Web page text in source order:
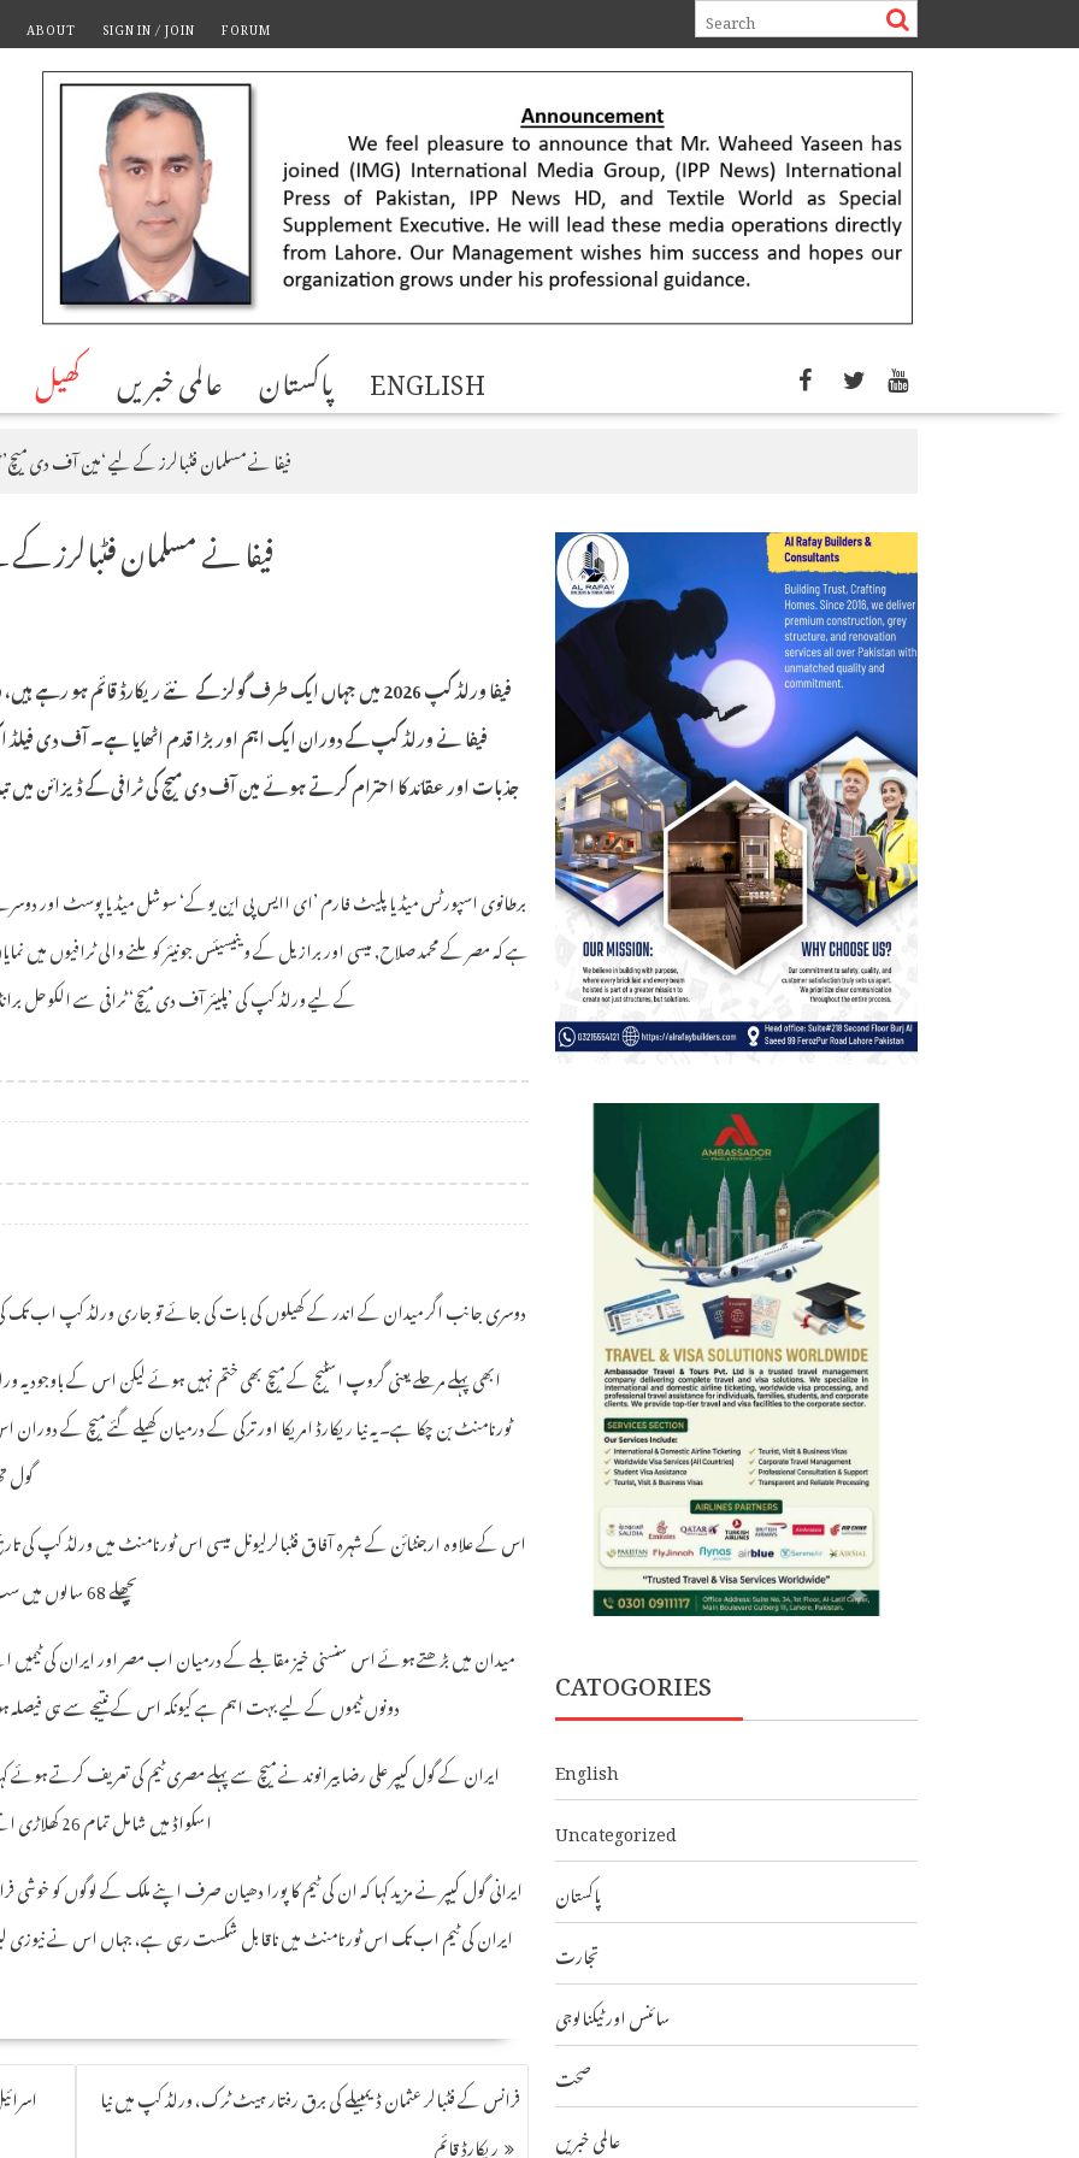
ABOUT SIGN IN / JOIN FORUM
کھیل عالمی خبریں پاکستان ENGLISH
فیفا نے مسلمان فٹبالرز کے لیے ‘مین آف دی
فیفا نے مسلمان فٹبالرز
فیفا ورلڈ کپ 2026 میں جہاں ایک طرف گولز کے نئے ریکارڈ قائم ہو
فیفا نے ورلڈ کپ کے دوران ایک اہم اور بڑا قدم اٹھایا ہے۔ آف دی
جذبات اور عقائد کا احترام کرتے ہوئے مین آف دی میچ کی ٹرافی کے ڈیزائن
برطانوی اسپورٹس میڈیا پلیٹ فارم ’ای اایس پی این یوکے‘ سوشل میڈیا پوسٹ اور
ہے کہ مصر کے محمد صلاح, میسی اور برازیل کے وینیسیئس جونیئر کو ملنے والی ٹرافیوں
کے لیے ورلڈ کپ کی ’پلیئر آف دی میچ‘ ٹرافی سے الکوحل برانڈ
دوسری جانب اگر میدان کے اندر کے کھیلوں کی بات کی جائے تو جاری ورلڈ کپ اب تک
ابھی پہلے مرحلے یعنی گروپ اسٹیج کے میچ بھی ختم نہیں ہوئے لیکن اس کے باوجود
گول تھا
اس کے علاوہ ارجنٹائن کے شہرہ آفاق فٹبالرلیونل میسی اس ٹورنامنٹ میں ورلڈ کپ
پچھلے 68 سالوں میں سب سے تیزی سے 100 گولز تک پہنچنے والا ورلڈ کپ بھی بن گیا ہے۔
میدان میں بڑھتے ہوئے اس سنسنی خیز مقابلے کے درمیان اب مصر اور ایران کی
دونوں ٹیموں کے لیے بہت اہم ہے کیونکہ اس کے نتیجے سے ہی فیصلہ ہوگا کہ کون
ایران کے گول کیپر علی رضا بیرانوند نے میچ سے پہلے مصری ٹیم کی تعریف کرتے
اسکواڈ میں شامل تمام 26 کھلاڑی اتنے ہی باصلاحیت ہیں جتنا کہ ان کے اسٹار کھلاڑی محمد صلاح ہیں۔
ایرانی گول کیپر نے مزید کہا کہ ان کی ٹیم کا پورا دھیان صرف اپنے ملک کے لوگوں کو
ایران کی ٹیم اب تک اس ٹورنامنٹ میں ناقابل شکست رہی ہے، جہاں اس نے نیوزی لینڈ
فرانس کے فٹبالر عثمان ڈیمبیلے کی برق رفتار ہیٹ ٹرک، ورلڈ کپ میں نیا
ریکارڈ قائم
CATOGORIES
English
Uncategorized
پاکستان
تجارت
سائنس اور ٹیکنالوجی
صحت
عالمی خبریں